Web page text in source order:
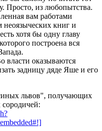
Просто, из любопытства.
вам работами
книг и
хотя бы одну главу
построена вся
власти оказываются
задницу дяде Яше и его
львов", получающих